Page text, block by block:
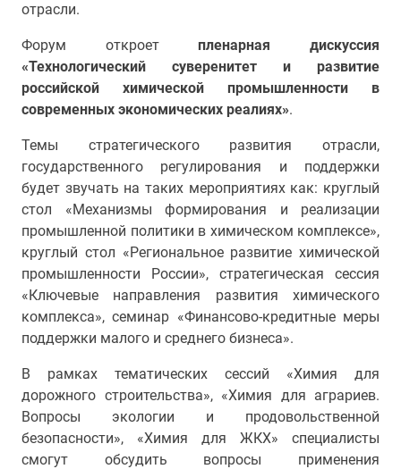
отрасли.
Форум откроетпленарная дискуссия
«Технологический суверенитет и развитие
российской химической промышленности в
современных экономических реалиях».
Темы стратегического развития отрасли,
государственного регулирования и поддержки
будет звучать на таких мероприятиях как: круглый
стол «Механизмы формирования и реализации
промышленной политики в химическом комплексе»,
круглый стол «Региональное развитие химической
промышленности России», стратегическая сессия
«Ключевые направления развития химического
комплекса», семинар «Финансово-кредитные меры
поддержки малого и среднего бизнеса».
В рамках тематических сессий «Химия для
дорожного строительства», «Химия для аграриев.
Вопросы экологии и продовольственной
безопасности», «Химия для ЖКХ» специалисты
смогут обсудить вопросы применения